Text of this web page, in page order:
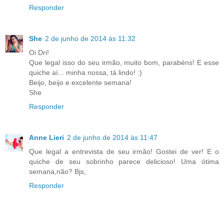
Responder
She 2 de junho de 2014 às 11:32
Oi Dri!
Que legal isso do seu irmão, muito bom, parabéns! E esse
quiche aí... minha nossa, tá lindo! :)
Beijo, beijo e excelente semana!
She
Responder
Anne Lieri 2 de junho de 2014 às 11:47
Que legal a entrevista de seu irmão! Gostei de ver! E o
quiche de seu sobrinho parece delicioso! Uma ótima
semana,não? Bjs,
Responder